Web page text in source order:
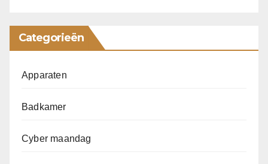
Categorieën
Apparaten
Badkamer
Cyber maandag